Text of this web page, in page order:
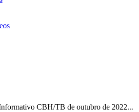
CBH/TB de outubro de 2022...